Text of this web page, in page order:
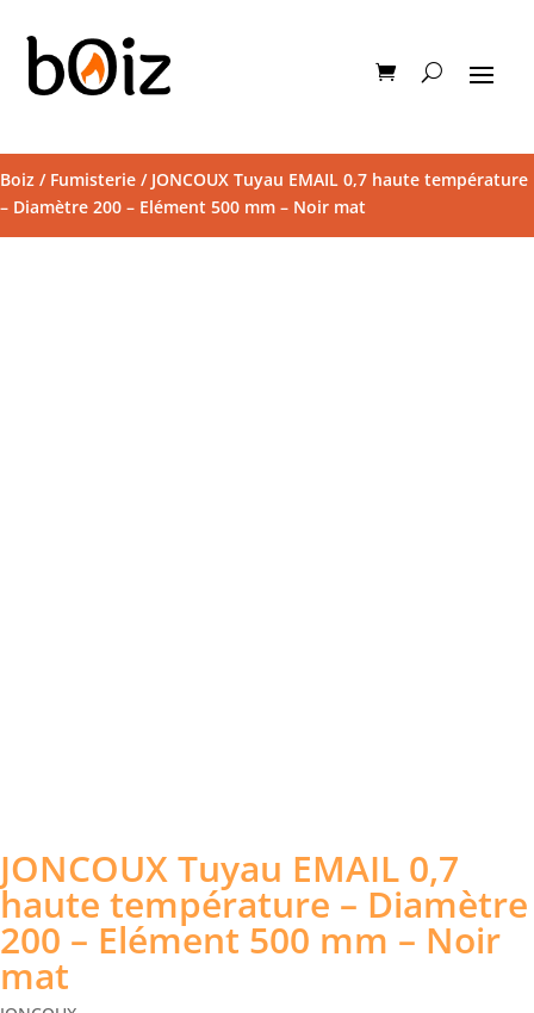
Boiz / Fumisterie / JONCOUX Tuyau EMAIL 0,7 haute température
– Diamètre 200 – Elément 500 mm – Noir mat
JONCOUX Tuyau EMAIL 0,7
haute température – Diamètre
200 – Elément 500 mm – Noir
mat